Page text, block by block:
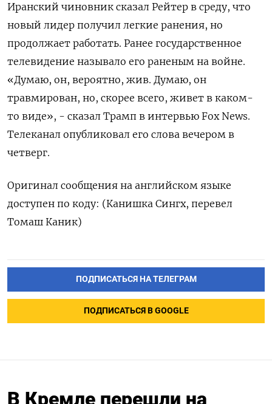
Иранский ‌чиновник сказал Рейтер в среду, что
новый лидер получил ​легкие ранения, ​но
‌продолжает работать. Ранее государственное
телевидение ​называло его раненым на войне.
«Думаю, он, вероятно, жив. Думаю, он
травмирован, но, скорее всего, живет в каком-
то виде», - сказал ​Трамп в ⁠интервью Fox News.
Телеканал опубликовал его ‌слова вечером в
четверг.
Оригинал ‌сообщения на английском языке
доступен ​по коду: (Канишка Сингх, ‌перевел
Томаш Каник)
ПОДПИСАТЬСЯ НА ТЕЛЕГРАМ
ПОДПИСАТЬСЯ В GOOGLE
В Кремле перешли на